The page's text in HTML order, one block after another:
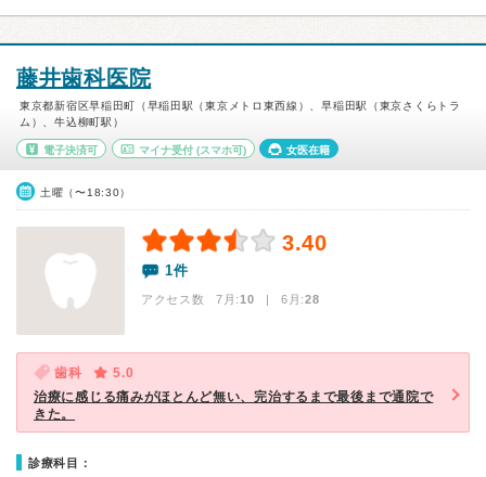
藤井歯科医院
東京都新宿区早稲田町（早稲田駅（東京メトロ東西線）、早稲田駅（東京さくらトラ
ム）、牛込柳町駅）
電子決済可 マイナ受付(スマホ可) 女医在籍
土曜（〜18:30）
3.40
1件
アクセス数 7月:10 | 6月:28
歯科
5.0
治療に感じる痛みがほとんど無い、完治するまで最後まで通院で
きた。
診療科目：